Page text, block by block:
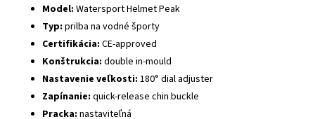
Model: Watersport Helmet Peak
Typ: prilba na vodné športy
Certifikácia: CE-approved
Konštrukcia: double in-mould
Nastavenie veľkosti: 180° dial adjuster
Zapínanie: quick-release chin buckle
Pracka: nastaviteľná